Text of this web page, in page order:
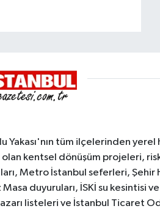
Yakası'nın tüm ilçelerinden
kentsel dönüşüm projeleri,
Metro İstanbul seferleri, Şehir
duyuruları, İSKİ su kesintisi
listeleri ve İstanbul Ticaret